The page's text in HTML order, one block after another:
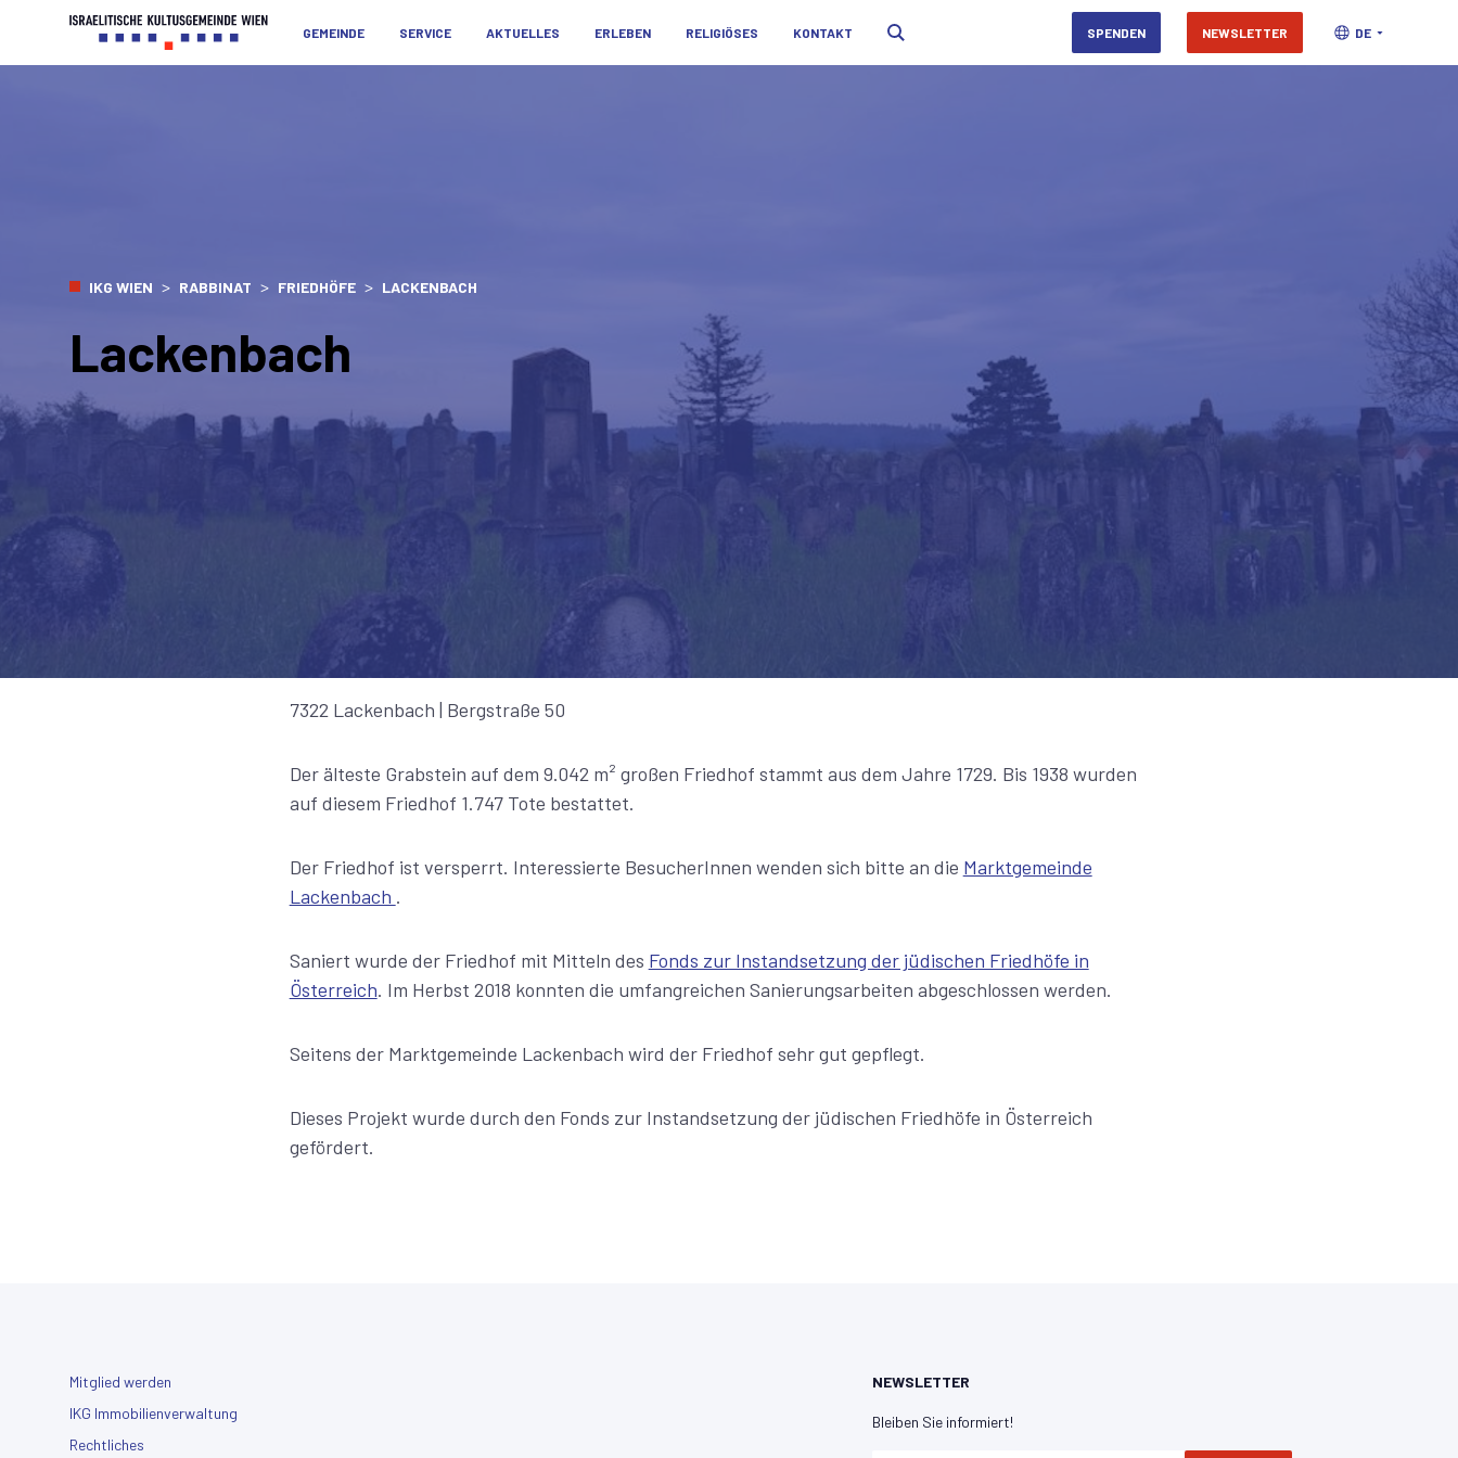
GEMEINDE SERVICE AKTUELLES ERLEBEN RELIGIÖSES KONTAKT SPENDEN NEWSLETTER DE
IKG WIEN > RABBINAT > FRIEDHÖFE > LACKENBACH
Lackenbach
7322 Lackenbach | Bergstraße 50
Der älteste Grabstein auf dem 9.042 m² großen Friedhof stammt aus dem Jahre 1729. Bis 1938 wurden
auf diesem Friedhof 1.747 Tote bestattet.
Der Friedhof ist versperrt. Interessierte BesucherInnen wenden sich bitte an die Marktgemeinde
Lackenbach .
Saniert wurde der Friedhof mit Mitteln des Fonds zur Instandsetzung der jüdischen Friedhöfe in
Österreich. Im Herbst 2018 konnten die umfangreichen Sanierungsarbeiten abgeschlossen werden.
Seitens der Marktgemeinde Lackenbach wird der Friedhof sehr gut gepflegt.
Dieses Projekt wurde durch den Fonds zur Instandsetzung der jüdischen Friedhöfe in Österreich
gefördert.
Mitglied werden
IKG Immobilienverwaltung
Rechtliches
NEWSLETTER
Bleiben Sie informiert!